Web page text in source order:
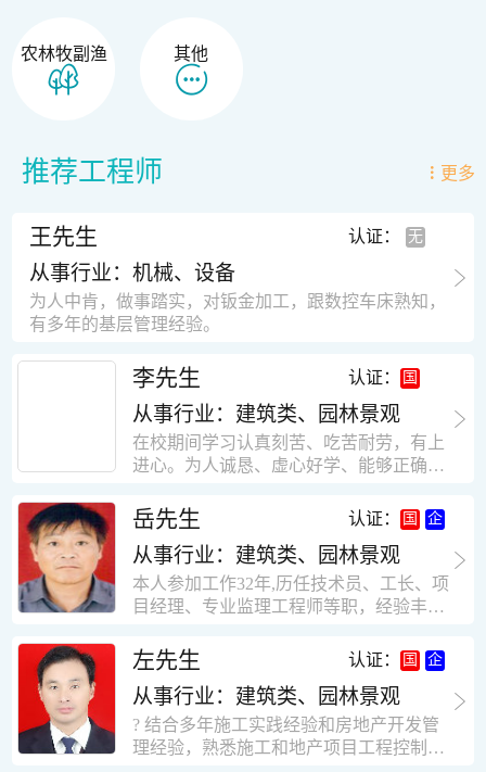
农林牧副渔 其他
推荐工程师 更多
王先生 认证：
从事行业：机械、设备
为人中肯，做事踏实，对钣金加工，跟数控车床熟知，
有多年的基层管理经验。
李先生 认证：
从事行业：建筑类、园林景观
在校期间学习认真刻苦、吃苦耐劳，有上
进心。为人诚恳、虚心好学、能够正确对
思想积极上进，接受能力和独立能力强，
有很强的团队精神和集体荣誉感。做事认
真负责，有很强的责任心。秉承山大扎
实、厚重的学风。为人正直、诚信、稳
重。有强烈的上进心、事业心。有很强的
工作学习认真踏实，能够吃苦耐劳，责任
心强。 性格外向、开朗，有良好的人
际关系和一定的组织能力。做事认真负
责、积极肯干。我有信心在今后的工作岗
位上发挥自己的才能!积极的人生观，在我
的字典中没有“放弃”，始终坚信只要努力
岳先生 认证：
从事行业：建筑类、园林景观
本人参加工作32年,历任技术员、工长、项
目经理、专业监理工程师等职，经验丰
计，工程经济技术分析，能适应建筑行业
各种岗位，组织协调能力强，技术全面，
适用工地管理． 本人1978年高中毕业，同
年参加工作，至今已在建筑行业工作了30
年。从1978年进入本县建筑公司学徒开始
左先生 认证：
从事行业：建筑类、园林景观
? 结合多年施工实践经验和房地产开发管
理经验，熟悉施工和地产项目工程控制要